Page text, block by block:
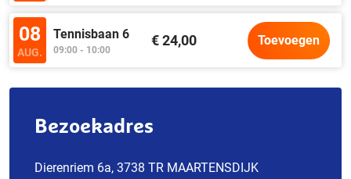
08
AUG.
Tennisbaan 6
09:00 - 10:00
€ 24,00 Toevoegen
Bezoekadres
Dierenriem 6a, 3738 TR MAARTENSDIJK